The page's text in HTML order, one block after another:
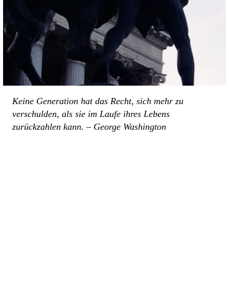
Keine Generation hat das Recht, sich mehr zu
verschulden, als sie im Laufe ihres Lebens
zurückzahlen kann. – George Washington